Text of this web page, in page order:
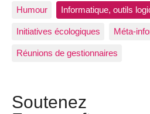
Humour Informatique, outils
Initiatives écologiques Méta-
Réunions de gestionnaires
Soutenez